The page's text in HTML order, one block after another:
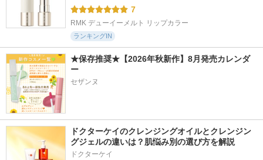
7
RMK デューイーメルト リップカラー
ランキングIN
★保存推奨★【2026年秋新作】8月発売カレンダ
ー
セザンヌ
ドクターケイのクレンジングオイルとクレンジン
グジェルの違いは？肌悩み別の選び方を解説
ドクターケイ